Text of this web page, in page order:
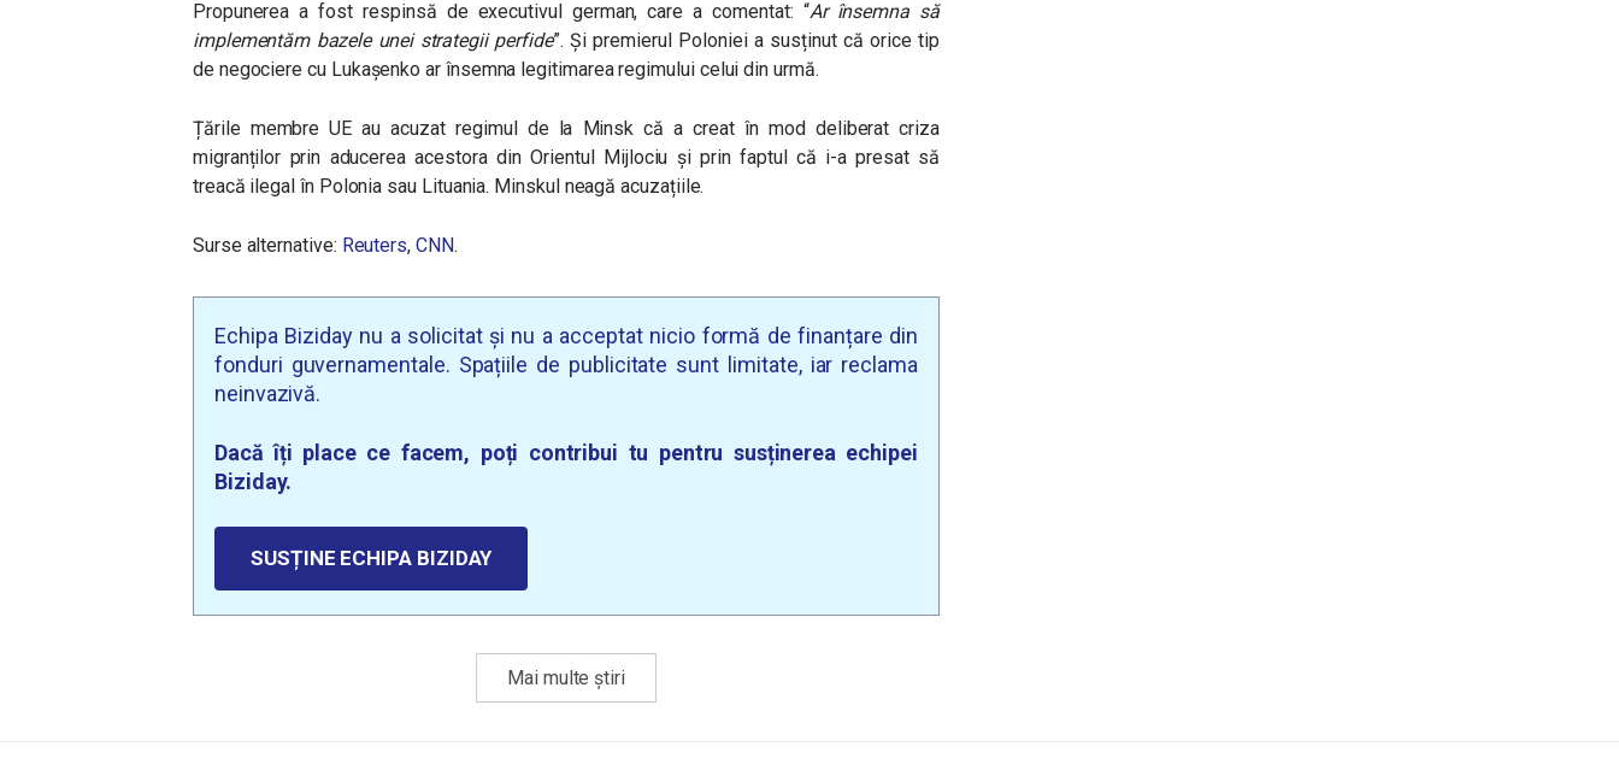
Propunerea a fost respinsă de executivul german, care a comentat: “Ar însemna să
implementăm bazele unei strategii perfide”. Și premierul Poloniei a susținut că orice tip
de negociere cu Lukașenko ar însemna legitimarea regimului celui din urmă.
Țările membre UE au acuzat regimul de la Minsk că a creat în mod deliberat criza
migranților prin aducerea acestora din Orientul Mijlociu și prin faptul că i-a presat să
treacă ilegal în Polonia sau Lituania. Minskul neagă acuzațiile.
Surse alternative: Reuters, CNN.
Echipa Biziday nu a solicitat și nu a acceptat nicio formă de finanțare din
fonduri guvernamentale. Spațiile de publicitate sunt limitate, iar reclama
neinvazivă.
Dacă îți place ce facem, poți contribui tu pentru susținerea echipei
Biziday.
SUSȚINE ECHIPA BIZIDAY
Mai multe știri